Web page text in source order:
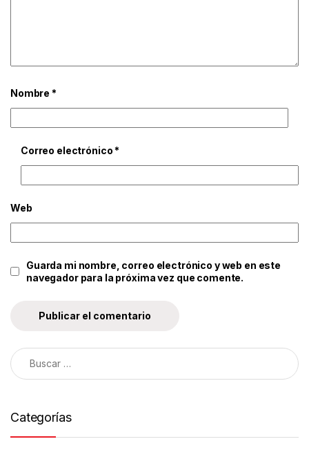
Nombre*
Correo electrónico*
Web
Guarda mi nombre, correo electrónico y web en este
navegador para la próxima vez que comente.
Categorías